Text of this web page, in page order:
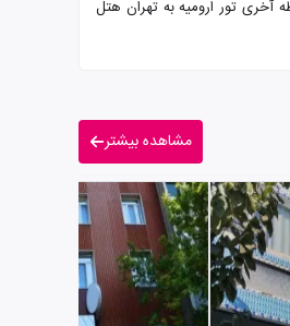
متنوع لحظه آخری تور ارومیه به تهران هتل
مشاهده بیشتر